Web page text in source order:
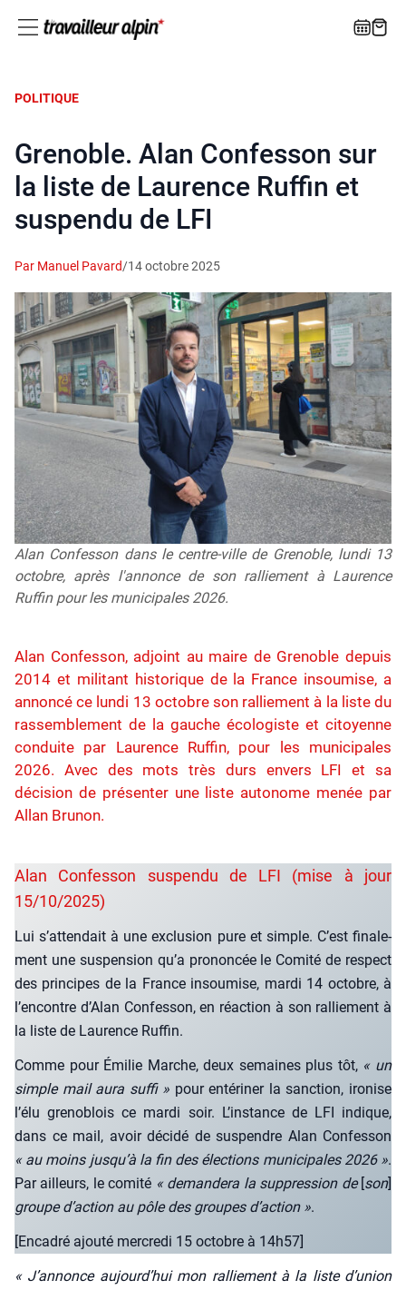
POLITIQUE
Grenoble. Alan Confesson sur
la liste de Laurence Ruffin et
suspendu de LFI
Par Manuel Pavard/14 octobre 2025
Alan Confesson dans le centre-ville de Grenoble, lundi 13
octobre, après l'annonce de son ralliement à Laurence
Ruffin pour les municipales 2026.
Alan Confesson, adjoint au maire de Grenoble depuis
2014 et militant historique de la France insoumise, a
annoncé ce lundi 13 octobre son ralliement à la liste du
rassemblement de la gauche écologiste et citoyenne
conduite par Laurence Ruffin, pour les municipales
2026. Avec des mots très durs envers LFI et sa
décision de présenter une liste autonome menée par
Allan Brunon.
Alan Confesson suspendu de LFI (mise à jour
15/10/2025)
Lui s’at­ten­dait à une exclu­sion pure et simple. C’est fina­le­
ment une sus­pen­sion qu’a pro­non­cée le Comi­té de res­pect
des prin­cipes de la France insou­mise, mar­di 14 octobre, à
l’en­contre d’A­lan Confes­son, en réac­tion à son ral­lie­ment à
la liste de Lau­rence Ruf­fin.
Comme pour Émi­lie Marche, deux semaines plus tôt, « un
simple mail aura suf­fi » pour enté­ri­ner la sanc­tion, iro­nise
l’é­lu gre­no­blois ce mar­di soir. L’ins­tance de LFI indique,
dans ce mail, avoir déci­dé de sus­pendre Alan Confes­son
« au moins jus­qu’à la fin des élec­tions muni­ci­pales 2026 ».
Par ailleurs, le comi­té « deman­de­ra la sup­pres­sion de [son]
groupe d’ac­tion au pôle des groupes d’ac­tion ».
[Enca­dré ajou­té mer­cre­di 15 octobre à 14h57]
« J’annonce aujourd’hui mon ral­lie­ment à la liste d’union